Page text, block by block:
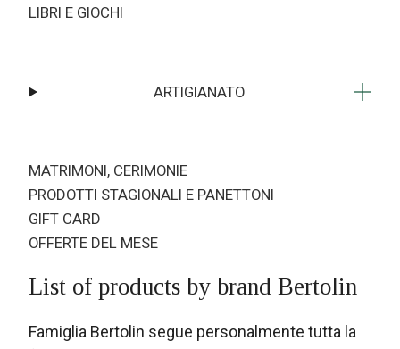
LIBRI E GIOCHI
ARTIGIANATO
MATRIMONI, CERIMONIE
PRODOTTI STAGIONALI E PANETTONI
GIFT CARD
OFFERTE DEL MESE
List of products by brand Bertolin
Famiglia Bertolin segue personalmente tutta la